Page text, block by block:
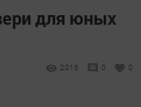
для юных
2016 0 0